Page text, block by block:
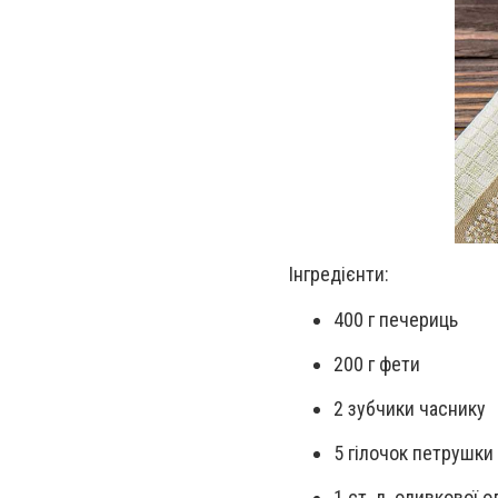
Інгредієнти:
400 г печериць
200 г фети
2 зубчики часнику
5 гілочок петрушки